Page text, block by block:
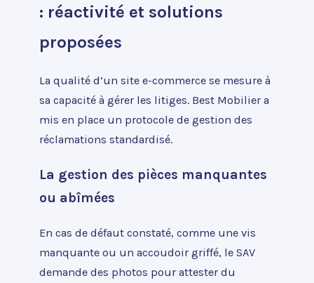
: réactivité et solutions
proposées
La qualité d’un site e-commerce se mesure à
sa capacité à gérer les litiges. Best Mobilier a
mis en place un protocole de gestion des
réclamations standardisé.
La gestion des pièces manquantes
ou abîmées
En cas de défaut constaté, comme une vis
manquante ou un accoudoir griffé, le SAV
demande des photos pour attester du